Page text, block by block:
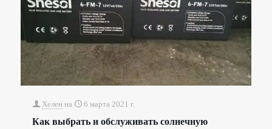
Хелен на 6 марта 2021 г.
Как выбрать и обслуживать солнечную